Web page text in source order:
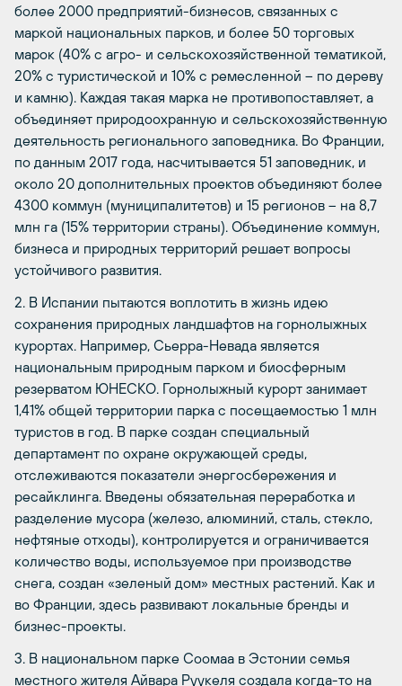
более 2000 предприятий-бизнесов, связанных с
маркой национальных парков, и более 50 торговых
марок (40% с агро- и сельскохозяйственной тематикой,
20% с туристической и 10% с ремесленной – по дереву
и камню). Каждая такая марка не противопоставляет, а
объединяет природоохранную и сельскохозяйственную
деятельность регионального заповедника. Во Франции,
по данным 2017 года, насчитывается 51 заповедник, и
около 20 дополнительных проектов объединяют более
4300 коммун (муниципалитетов) и 15 регионов – на 8,7
млн га (15% территории страны). Объединение коммун,
бизнеса и природных территорий решает вопросы
устойчивого развития.
2. В Испании пытаются воплотить в жизнь идею
сохранения природных ландшафтов на горнолыжных
курортах. Например, Сьерра-Невада является
национальным природным парком и биосферным
резерватом ЮНЕСКО. Горнолыжный курорт занимает
1,41% общей территории парка с посещаемостью 1 млн
туристов в год. В парке создан специальный
департамент по охране окружающей среды,
отслеживаются показатели энергосбережения и
ресайклинга. Введены обязательная переработка и
разделение мусора (железо, алюминий, сталь, стекло,
нефтяные отходы), контролируется и ограничивается
количество воды, используемое при производстве
снега, создан «зеленый дом» местных растений. Как и
во Франции, здесь развивают локальные бренды и
бизнес-проекты.
3. В национальном парке Соомаа в Эстонии семья
местного жителя Айвара Руукеля создала когда-то на